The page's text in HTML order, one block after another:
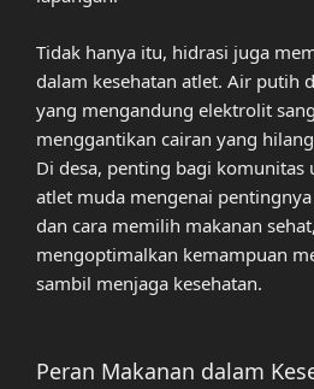
Tidak hanya itu, hidrasi juga
dalam kesehatan atlet. Air putih
yang mengandung elektrolit
menggantikan cairan yang
Di desa, penting bagi
atlet muda mengenai
dan cara memilih makanan
mengoptimalkan kemampuan
sambil menjaga kesehatan.
Peran Makanan dalam